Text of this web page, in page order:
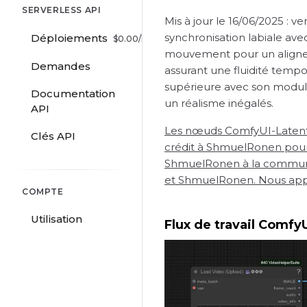
SERVERLESS API
Déploiements $0.00/hr
Demandes
Documentation
API
Clés API
COMPTE
Utilisation
Mis à jour le 16/06/2025 :
synchronisation labiale
mouvement pour un
assurant une fluidité
supérieure avec son
un réalisme inégalés.
Les nœuds ComfyUI-
crédit à ShmuelRonen
ShmuelRonen à la
et ShmuelRonen. Nous
Flux de travail